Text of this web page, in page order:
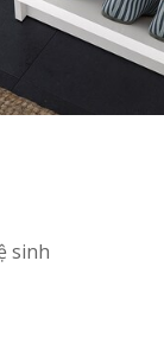
sinh